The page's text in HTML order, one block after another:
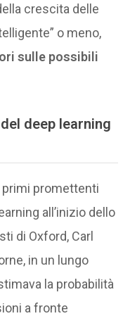
crescita delle
o meno,
sulle possibili
deep learning
promettenti
all’inizio dello
di Oxford, Carl
in un lungo
la probabilità
a fronte